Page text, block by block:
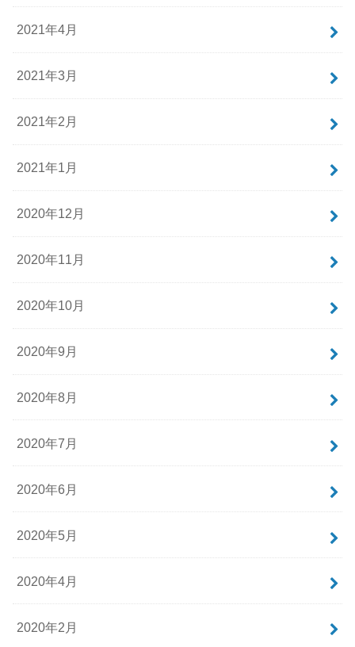
2021年4月
2021年3月
2021年2月
2021年1月
2020年12月
2020年11月
2020年10月
2020年9月
2020年8月
2020年7月
2020年6月
2020年5月
2020年4月
2020年2月